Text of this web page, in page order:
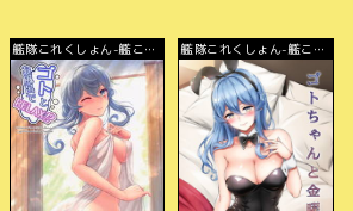
艦隊これくしょん-艦こ
れ-
艦隊これくしょん-艦こ
れ-